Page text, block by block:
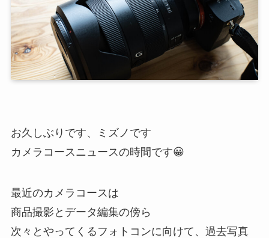
お久しぶりです、ミズノです
カメラコースニュースの時間です😀
最近のカメラコースは
商品撮影とデータ編集の傍ら
次々とやってくるフォトコンに向けて、過去写真